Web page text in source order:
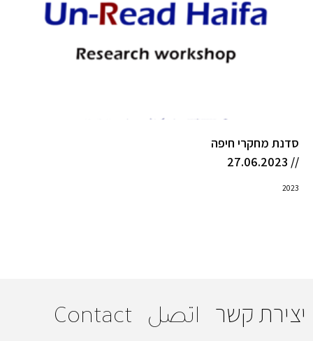
סדנת מחקרי חיפה
// 27.06.2023
2023
יצירת קשר اتصل Contact